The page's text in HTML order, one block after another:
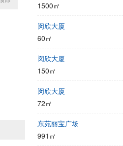
1500㎡
闵欣大厦
60㎡
闵欣大厦
150㎡
闵欣大厦
72㎡
东苑丽宝广场
991㎡